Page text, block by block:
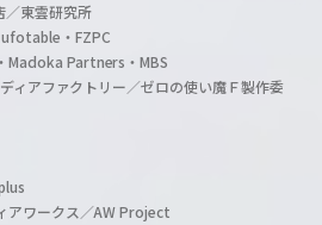
東雲研究所
・FZPC
Partners・MBS
ィアファクトリー／ゼロの使い魔Ｆ製作委
アワークス／AW Project